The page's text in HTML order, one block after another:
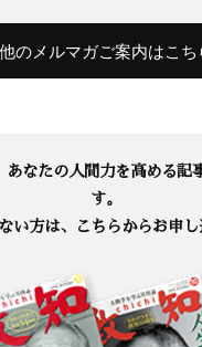
のメルマガご案内はこち
あなたの人間力を高める
す。
い方は、こちらからお申し